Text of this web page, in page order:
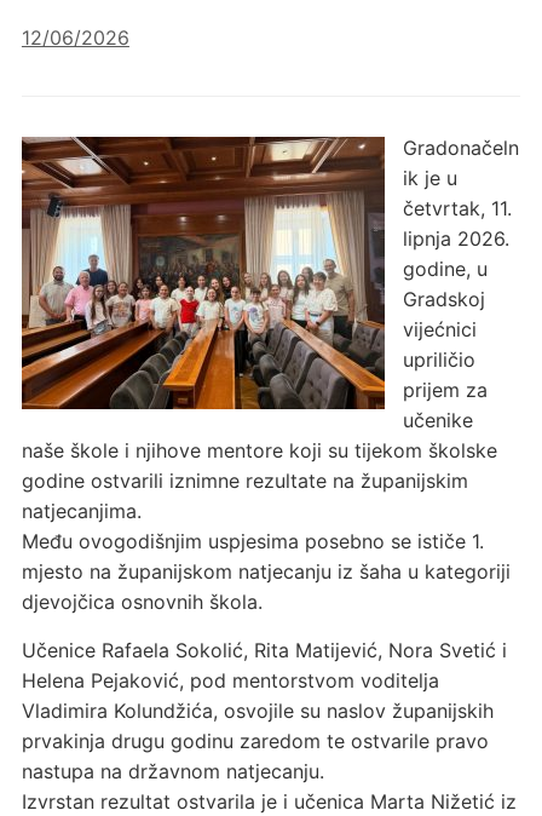
12/06/2026
Gradonačeln
ik je u
četvrtak, 11.
lipnja 2026.
godine, u
Gradskoj
vijećnici
upriličio
prijem za
učenike
naše škole i njihove mentore koji su tijekom školske
godine ostvarili iznimne rezultate na županijskim
natjecanjima.
Među ovogodišnjim uspjesima posebno se ističe 1.
mjesto na županijskom natjecanju iz šaha u kategoriji
djevojčica osnovnih škola.
Učenice Rafaela Sokolić, Rita Matijević, Nora Svetić i
Helena Pejaković, pod mentorstvom voditelja
Vladimira Kolundžića, osvojile su naslov županijskih
prvakinja drugu godinu zaredom te ostvarile pravo
nastupa na državnom natjecanju.
Izvrstan rezultat ostvarila je i učenica Marta Nižetić iz